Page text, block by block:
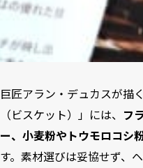
巨匠アラン・デュカスが描
（ビスケット）」には、 フ
ー、小麦粉やトウモロコシ
す。素材選びは妥協せず、